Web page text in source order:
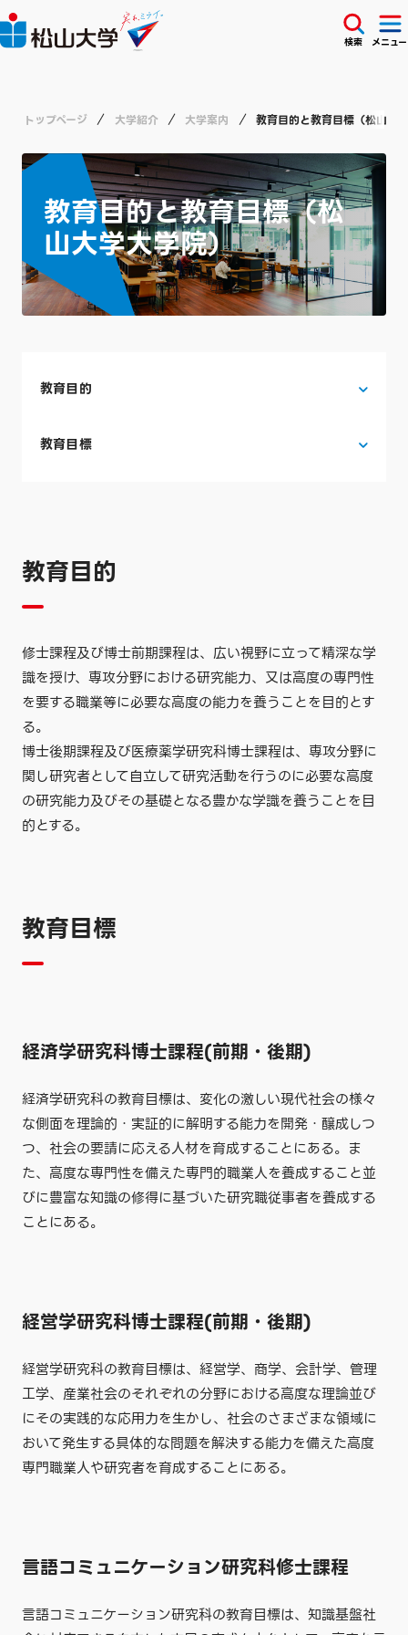
検索 メニュー
トップページ 大学紹介 大学案内 教育目的と教育目標（松山大
教育目的と教育目標（松
山大学大学院）
教育目的
教育目標
教育目的
修士課程及び博士前期課程は、広い視野に立って精深な学
識を授け、専攻分野における研究能力、又は高度の専門性
を要する職業等に必要な高度の能力を養うことを目的とす
る。
博士後期課程及び医療薬学研究科博士課程は、専攻分野に
関し研究者として自立して研究活動を行うのに必要な高度
の研究能力及びその基礎となる豊かな学識を養うことを目
的とする。
教育目標
経済学研究科博士課程(前期・後期)
経済学研究科の教育目標は、変化の激しい現代社会の様々
な側面を理論的・実証的に解明する能力を開発・醸成しつ
つ、社会の要請に応える人材を育成することにある。ま
た、高度な専門性を備えた専門的職業人を養成すること並
びに豊富な知識の修得に基づいた研究職従事者を養成する
ことにある。
経営学研究科博士課程(前期・後期)
経営学研究科の教育目標は、経営学、商学、会計学、管理
工学、産業社会のそれぞれの分野における高度な理論並び
にその実践的な応用力を生かし、社会のさまざまな領域に
おいて発生する具体的な問題を解決する能力を備えた高度
専門職業人や研究者を育成することにある。
言語コミュニケーション研究科修士課程
言語コミュニケーション研究科の教育目標は、知識基盤社